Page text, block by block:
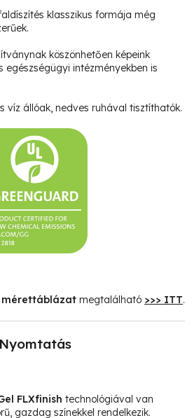
klasszikus formája még
köszönhetően képeink
egészségügyi intézményekben is
víz állóak, nedves ruhával tisztíthatók.
mérettáblázat megtalálható >>> ITT.
Nyomtatás
FLXfinish technológiával van
gazdag színekkel rendelkezik.